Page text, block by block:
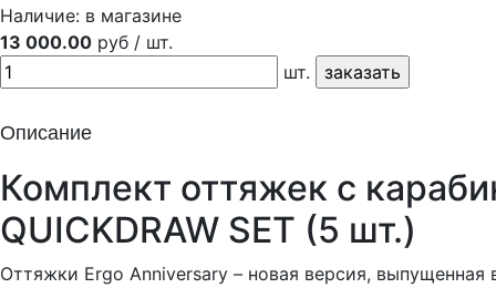
Наличие: в магазине
13 000.00 руб / шт.
шт.
Описание
Комплект оттяжек с
QUICKDRAW SET (5 шт.)
Оттяжки Ergo Anniversary – новая версия,